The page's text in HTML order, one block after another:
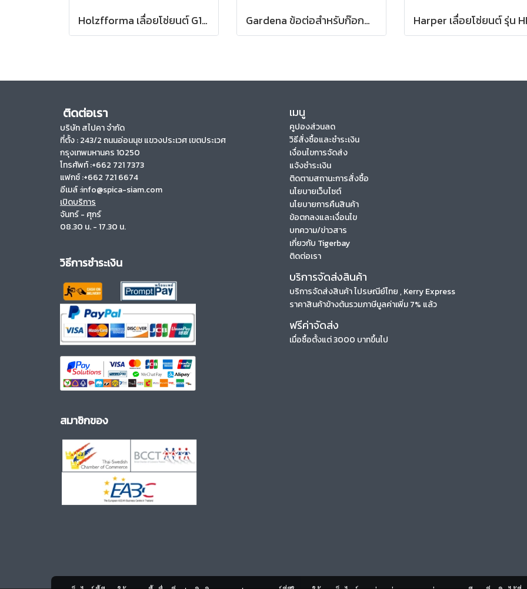
Holzfforma เลื่อยโซ่ยนต์ G180E PRO Gardena ข้อต่อสำหรับก๊อกน้ำขนาด 13 มม. (1/2") – เกลียว 3/4" (13222-20)
ติดต่อเรา
บริษัท สไปคา จำกัด
ที่ตั้ง :243/2 ถนนอ่อนนุช แขวงประเวศ เขตประเวศ
กรุงเทพมหานคร 10250
โทรศัพท์ :+662 721 7373
แฟกซ์ :+662 721 6674
อีเมล์ :info@spica-siam.com
เปิดบริการ
จันทร์ - ศุกร์
08.30 น. - 17.30 น.
วิธีการชำระเงิน
สมาชิกของ
เมนู
คูปองส่วนลด
วิธีสั่งซื้อและชำระเงิน
เงื่อนไขการจัดส่ง
แจ้งชำระเงิน
ติดตามสถานะการสั่งซื้อ
นโยบายเว็บไซต์
นโยบายการคืนสินค้า
ข้อตกลงและเงื่อนไข
บทความ/ข่าวสาร
เกี่ยวกับ Tigerbay
ติดต่อเรา
บริการจัดส่งสินค้า
บริการจัดส่งสินค้า ไปรษณีย์ไทย , Kerry Express
ราคาสินค้าข้างต้นรวมภาษีมูลค่าเพิ่ม 7% แล้ว
ฟรีค่าจัดส่ง
เมื่อซื้อตั้งแต่ 3000 บาทขึ้นไป